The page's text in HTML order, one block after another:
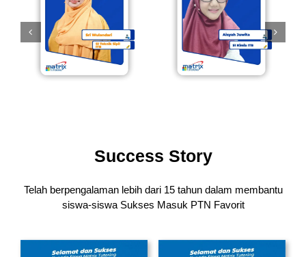
Success Story
Telah berpengalaman lebih dari 15 tahun dalam membantu
siswa-siswa Sukses Masuk PTN Favorit